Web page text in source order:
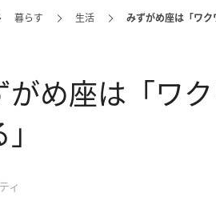
暮らす 生活 みずがめ座は「ワク
がめ座は「ワ
ィ